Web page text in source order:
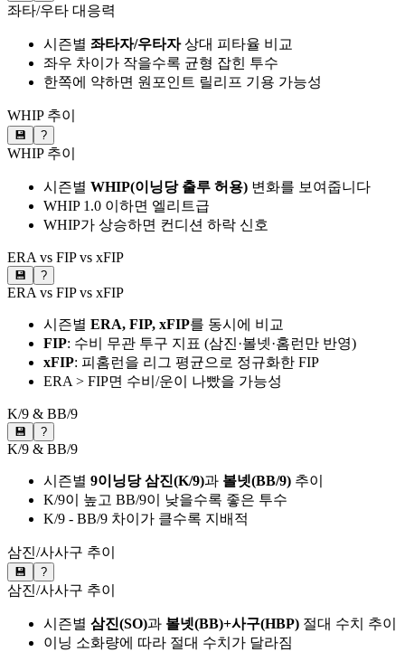
좌타/우타 대응력
시즌별 좌타자/우타자상대 피타율 비교
좌우 차이가 작을수록 균형 잡힌 투수
한쪽에 약하면 원포인트 릴리프 기용 가능성
WHIP 추이
💾 ?
WHIP 추이
시즌별 WHIP(이닝당 출루 허용) 변화를 보여줍니다
WHIP 1.0 이하면 엘리트급
WHIP가 상승하면 컨디션 하락 신호
ERA vs FIP vs xFIP
💾 ?
ERA vs FIP vs xFIP
시즌별 ERA, FIP, xFIP를 동시에 비교
FIP: 수비 무관 투구 지표 (삼진·볼넷·홈런만 반영)
xFIP: 피홈런을 리그 평균으로 정규화한 FIP
ERA > FIP면 수비/운이 나빴을 가능성
K/9 & BB/9
💾 ?
K/9 & BB/9
시즌별 9이닝당 삼진(K/9)과 볼넷(BB/9) 추이
K/9이 높고 BB/9이 낮을수록 좋은 투수
K/9 - BB/9 차이가 클수록 지배적
삼진/사사구 추이
💾 ?
삼진/사사구 추이
시즌별 삼진(SO)과 볼넷(BB)+사구(HBP) 절대 수치 추이
이닝 소화량에 따라 절대 수치가 달라짐